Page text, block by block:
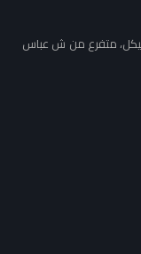
متفرع من ش عباس